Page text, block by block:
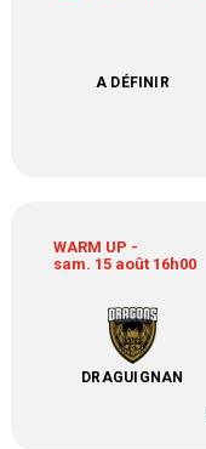
A DÉFINIR
WARM UP -
sam. 15 août 16h00
DRAGUIGNAN